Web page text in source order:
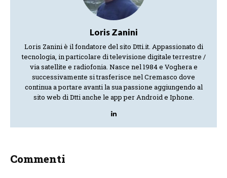
Loris Zanini
Loris Zanini è il fondatore del sito Dtti.it. Appassionato di
tecnologia, in particolare di televisione digitale terrestre /
via satellite e radiofonia. Nasce nel 1984 e Voghera e
successivamente si trasferisce nel Cremasco dove
continua a portare avanti la sua passione aggiungendo al
sito web di Dtti anche le app per Android e Iphone.
Commenti